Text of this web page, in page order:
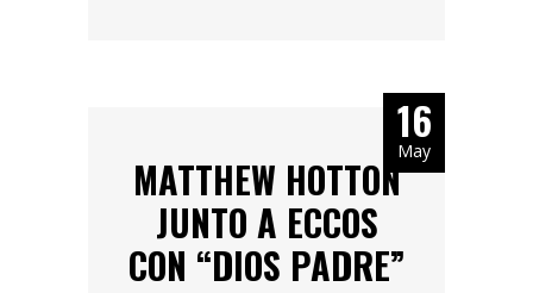
16
May
MATTHEW HOTTON
JUNTO A ECCOS
CON “DIOS PADRE”